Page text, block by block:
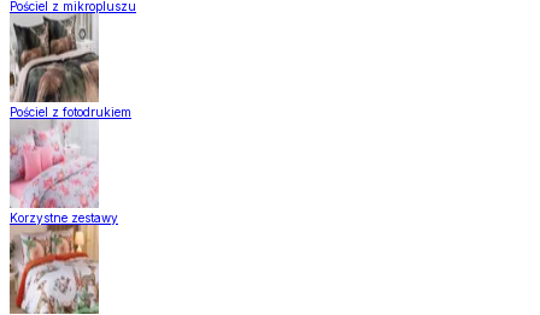
Pościel z mikropluszu
Pościel z fotodrukiem
Korzystne zestawy